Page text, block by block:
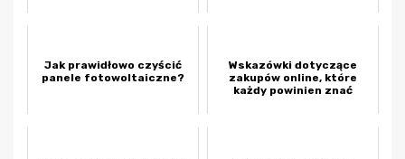
Jak prawidłowo czyścić
panele fotowoltaiczne?
Wskazówki dotyczące
zakupów online, które
każdy powinien znać